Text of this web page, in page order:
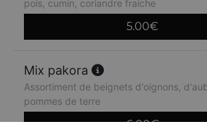
pois, cumin, coriandre fraiche
5.00€
Mix pakora
Assortiment de beignets d'oignons,
pommes de terre
6.00€